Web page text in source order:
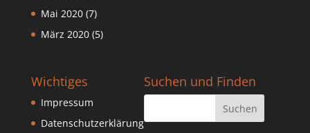
Mai 2020(7)
März 2020(5)
Wichtiges
Impressum
Datenschutzerklärung
Suchen und Finden